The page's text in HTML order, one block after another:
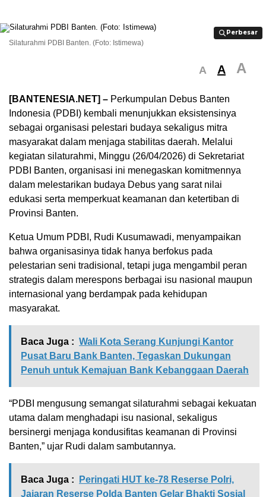
Perbesar
Perbesar
Silaturahmi PDBI Banten. (Foto: Istimewa)
A A A
[BANTENESIA.NET] – Perkumpulan Debus Banten
Indonesia (PDBI) kembali menunjukkan eksistensinya
sebagai organisasi pelestari budaya sekaligus mitra
masyarakat dalam menjaga stabilitas daerah. Melalui
kegiatan silaturahmi, Minggu (26/04/2026) di Sekretariat
PDBI Banten, organisasi ini menegaskan komitmennya
dalam melestarikan budaya Debus yang sarat nilai
edukasi serta memperkuat keamanan dan ketertiban di
Provinsi Banten.
Ketua Umum PDBI, Rudi Kusumawadi, menyampaikan
bahwa organisasinya tidak hanya berfokus pada
pelestarian seni tradisional, tetapi juga mengambil peran
strategis dalam merespons berbagai isu nasional maupun
internasional yang berdampak pada kehidupan
masyarakat.
Baca Juga : Wali Kota Serang Kunjungi Kantor
Pusat Baru Bank Banten, Tegaskan Dukungan
Penuh untuk Kemajuan Bank Kebanggaan Daerah
“PDBI mengusung semangat silaturahmi sebagai kekuatan
utama dalam menghadapi isu nasional, sekaligus
bersinergi menjaga kondusifitas keamanan di Provinsi
Banten,” ujar Rudi dalam sambutannya.
Baca Juga :
Peringati HUT ke-78 Reserse Polri,
Jajaran Reserse Polda Banten Gelar Bhakti Sosial